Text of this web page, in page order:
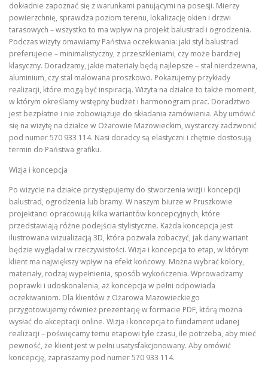
dokładnie zapoznać się z warunkami panującymi na posesji. Mierzy
powierzchnię, sprawdza poziom terenu, lokalizację okien i drzwi
tarasowych – wszystko to ma wpływ na projekt balustrad i ogrodzenia.
Podczas wizyty omawiamy Państwa oczekiwania: jaki styl balustrad
preferujecie – minimalistyczny, z przeszkleniami, czy może bardziej
klasyczny. Doradzamy, jakie materiały będą najlepsze – stal nierdzewna,
aluminium, czy stal malowana proszkowo. Pokazujemy przykłady
realizacji, które mogą być inspiracją. Wizyta na działce to także moment,
w którym określamy wstępny budżet i harmonogram prac. Doradztwo
jest bezpłatne i nie zobowiązuje do składania zamówienia. Aby umówić
się na wizytę na działce w Ożarowie Mazowieckim, wystarczy zadzwonić
pod numer 570 933 114. Nasi doradcy są elastyczni i chętnie dostosują
termin do Państwa grafiku.
Wizja i koncepcja
Po wizycie na działce przystępujemy do stworzenia wizji i koncepcji
balustrad, ogrodzenia lub bramy. W naszym biurze w Pruszkowie
projektanci opracowują kilka wariantów koncepcyjnych, które
przedstawiają różne podejścia stylistyczne. Każda koncepcja jest
ilustrowana wizualizacją 3D, która pozwala zobaczyć, jak dany wariant
będzie wyglądał w rzeczywistości. Wizja i koncepcja to etap, w którym
klient ma największy wpływ na efekt końcowy. Można wybrać kolory,
materiały, rodzaj wypełnienia, sposób wykończenia. Wprowadzamy
poprawki i udoskonalenia, aż koncepcja w pełni odpowiada
oczekiwaniom. Dla klientów z Ożarowa Mazowieckiego
przygotowujemy również prezentację w formacie PDF, którą można
wysłać do akceptacji online. Wizja i koncepcja to fundament udanej
realizacji – poświęcamy temu etapowi tyle czasu, ile potrzeba, aby mieć
pewność, że klient jest w pełni usatysfakcjonowany. Aby omówić
koncepcję, zapraszamy pod numer 570 933 114.